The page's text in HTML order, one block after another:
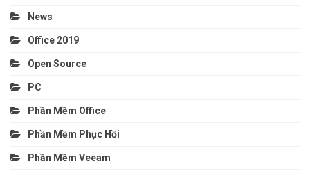
News
Office 2019
Open Source
PC
Phần Mềm Office
Phần Mềm Phục Hồi
Phần Mềm Veeam